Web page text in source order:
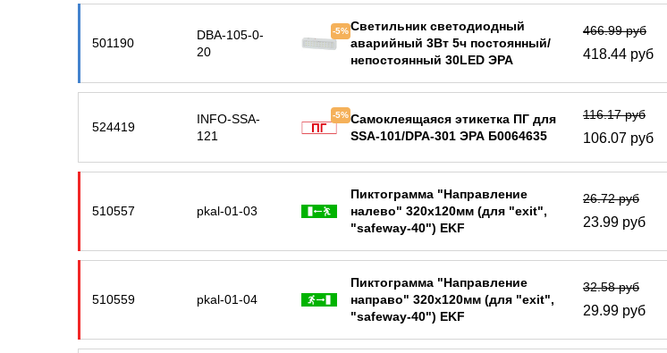
501190
DBA-105-0-
20
-5%Светильник светодиодный
аварийный 3Вт 5ч постоянный/
непостоянный 30LED ЭРА
466.99 руб
418.44 руб
524419
INFO-SSA-
121
-5%Самоклеящаяся этикетка ПГ для
SSA-101/DPA-301 ЭРА Б0064635
116.17 руб
106.07 руб
510557 pkal-01-03
Пиктограмма "Направление
налево" 320х120мм (для "exit",
"safeway-40") EKF
26.72 руб
23.99 руб
510559 pkal-01-04
Пиктограмма "Направление
направо" 320х120мм (для "exit",
"safeway-40") EKF
32.58 руб
29.99 руб